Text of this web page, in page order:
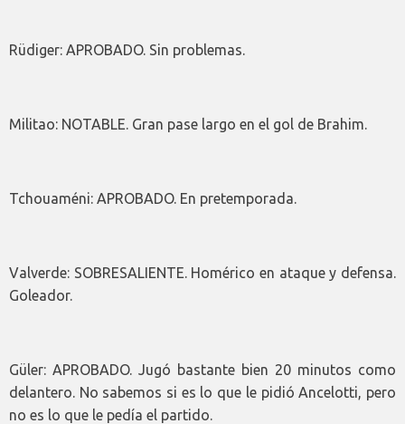
Rüdiger: APROBADO. Sin problemas.
Militao: NOTABLE. Gran pase largo en el gol de Brahim.
Tchouaméni: APROBADO. En pretemporada.
Valverde: SOBRESALIENTE. Homérico en ataque y defensa.
Goleador.
Güler: APROBADO. Jugó bastante bien 20 minutos como
delantero. No sabemos si es lo que le pidió Ancelotti, pero
no es lo que le pedía el partido.